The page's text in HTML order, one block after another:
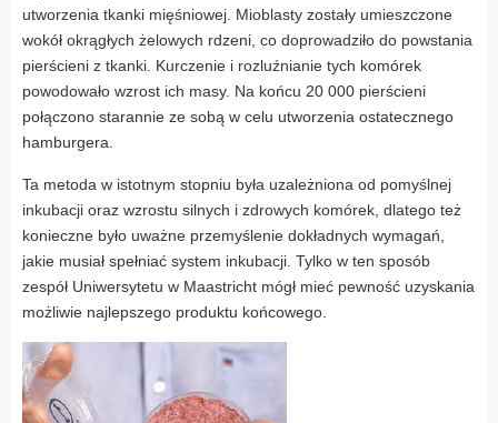
utworzenia tkanki mięśniowej. Mioblasty zostały umieszczone
wokół okrągłych żelowych rdzeni, co doprowadziło do powstania
pierścieni z tkanki. Kurczenie i rozluźnianie tych komórek
powodowało wzrost ich masy. Na końcu 20 000 pierścieni
połączono starannie ze sobą w celu utworzenia ostatecznego
hamburgera.
Ta metoda w istotnym stopniu była uzależniona od pomyślnej
inkubacji oraz wzrostu silnych i zdrowych komórek, dlatego też
konieczne było uważne przemyślenie dokładnych wymagań,
jakie musiał spełniać system inkubacji. Tylko w ten sposób
zespół Uniwersytetu w Maastricht mógł mieć pewność uzyskania
możliwie najlepszego produktu końcowego.